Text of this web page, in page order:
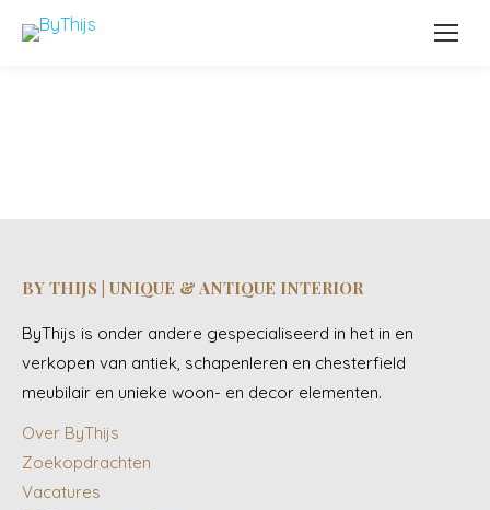
BY THIJS | UNIQUE & ANTIQUE INTERIOR
ByThijs is onder andere gespecialiseerd in het in en
verkopen van antiek, schapenleren en chesterfield
meubilair en unieke woon- en decor elementen.
Over ByThijs
Zoekopdrachten
Vacatures